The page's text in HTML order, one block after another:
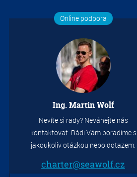
Online podpora
Ing. Martin Wolf
Nevíte si rady? Neváhejte nás
kontaktovat. Rádi Vám poradíme s
jakoukoliv otázkou nebo dotazem.
charter@seawolf.cz